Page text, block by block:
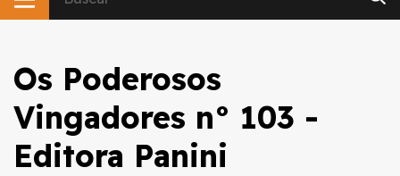
Os Poderosos
Vingadores n° 103 -
Editora Panini